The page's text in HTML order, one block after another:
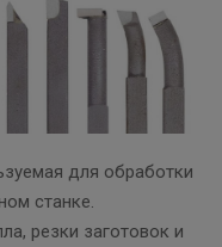
для обработки
станке.
резки заготовок и